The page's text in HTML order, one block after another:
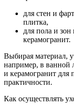
для стен и
плитка,
для пола и
керамогранит.
Выбирая материал,
например, в ванной
и керамогранит для
практичности.
Как осуществлять